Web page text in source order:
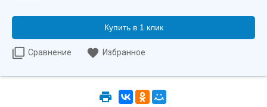
Купить в 1 клик
Сравнение Избранное